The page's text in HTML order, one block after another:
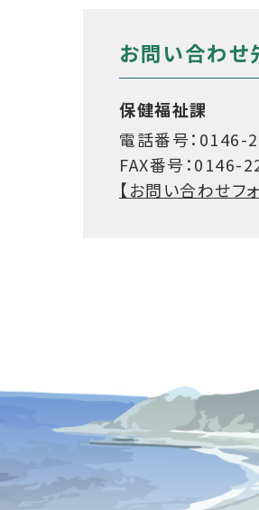
お問い合わせ
保健福祉課
電話番号：0146-
FAX番号：0146-
【お問い合わせフ